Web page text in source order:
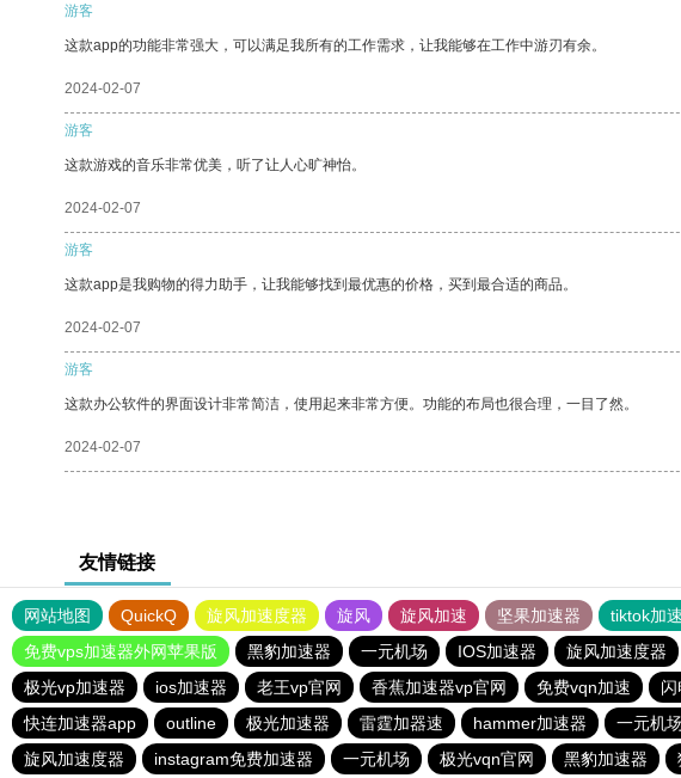
游客
这款app的功能非常强大，可以满足我所有的工作需求，让我能够在工作中游刃有余。
2024-02-07
游客
这款游戏的音乐非常优美，听了让人心旷神怡。
2024-02-07
游客
这款app是我购物的得力助手，让我能够找到最优惠的价格，买到最合适的商品。
2024-02-07
游客
这款办公软件的界面设计非常简洁，使用起来非常方便。功能的布局也很合理，一目了然。
2024-02-07
友情链接
网站地图 QuickQ 旋风加速度器 旋风 旋风加速 坚果加速器 tiktok加
免费vps加速器外网苹果版
黑豹加速器 一元机场 IOS加速器 旋风加速度器
极光vp加速器
ios加速器 老王vp官网 香蕉加速器vp官网 免费vqn加速
快连加速器app
outline 极光加速器 雷霆加器速 hammer加速器 一元机场
旋风加速度器
instagram免费加速器 一元机场 极光vqn官网 黑豹加速器